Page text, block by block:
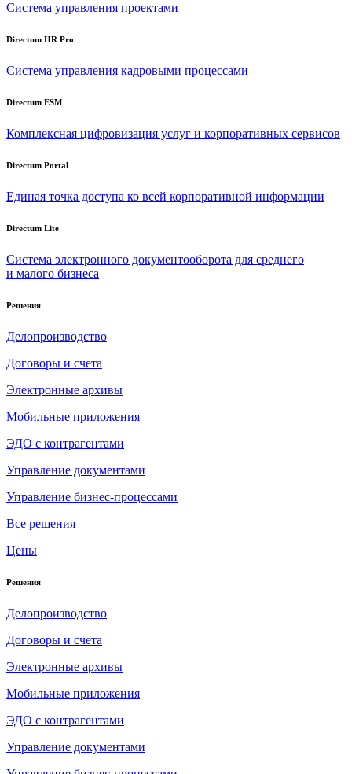
Система управления проектами
Directum HR Pro
Система управления кадровыми процессами
Directum ESM
Комплексная цифровизация услуг и корпоративных сервисов
Directum Portal
Единая точка доступа ко всей корпоративной информации
Directum Lite
Система электронного документооборота для среднего
и малого бизнеса
Решения
Делопроизводство
Договоры и счета
Электронные архивы
Мобильные приложения
ЭДО с контрагентами
Управление документами
Управление бизнес-процессами
Все решения
Цены
Решения
Делопроизводство
Договоры и счета
Электронные архивы
Мобильные приложения
ЭДО с контрагентами
Управление документами